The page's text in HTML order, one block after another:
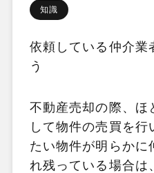
知識
依頼している仲介業
う
不動産売却の際、ほ
して物件の売買を行
たい物件が明らかに
れ残っている場合は